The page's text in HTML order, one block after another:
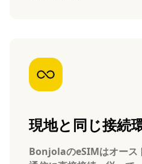
現地と同じ接続
BonjolaのeSIMはオース